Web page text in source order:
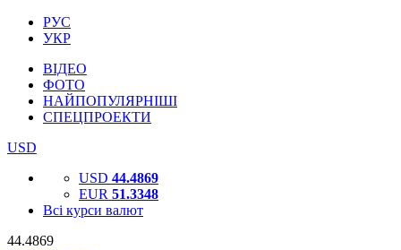
РУС
УКР
ВІДЕО
ФОТО
НАЙПОПУЛЯРНІШІ
СПЕЦПРОЕКТИ
USD
USD 44.4869
EUR 51.3348
Всі курси валют
44.4869